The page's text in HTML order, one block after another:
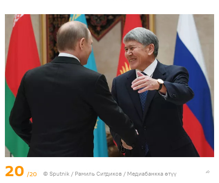
20 /20 © Sputnik / Рамиль Ситдиков / Медиабанкка өтүү